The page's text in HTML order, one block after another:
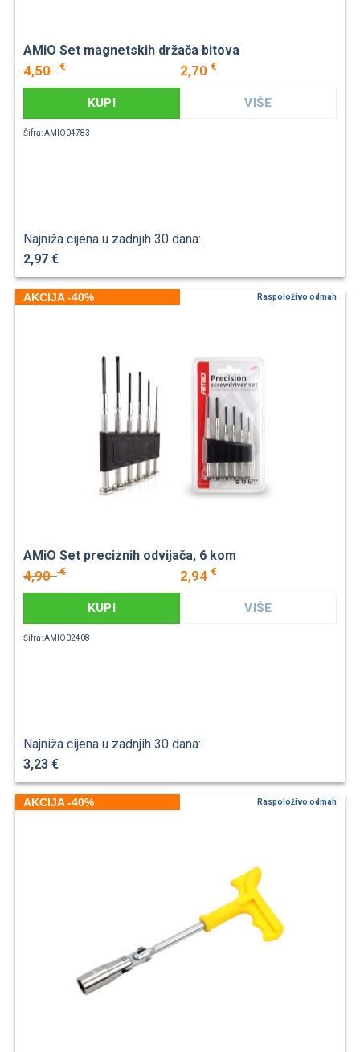
AMiO Set magnetskih držača bitova
4,50€ 2,70 €
KUPI VIŠE
Šifra: AMIO04783
Najniža cijena u zadnjih 30 dana:
2,97 €
AKCIJA -40% Raspoloživo odmah
AMiO Set preciznih odvijača, 6 kom
4,90€ 2,94 €
KUPI VIŠE
Šifra: AMIO02408
Najniža cijena u zadnjih 30 dana:
3,23 €
AKCIJA -40% Raspoloživo odmah